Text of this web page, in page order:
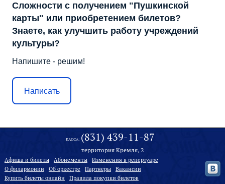
Сложности с получением "Пушкинской
карты" или приобретением билетов?
Знаете, как улучшить работу учреждений
культуры?
Напишите - решим!
Написать
КАССА: (831) 439-11-87
территория Кремля, 2
Афиша и билеты Абонементы
Изменения в репертуаре
О филармонии
Oб оркестре Партнеры
Вакансии
Купить билеты онлайн
Правила покупки билетов